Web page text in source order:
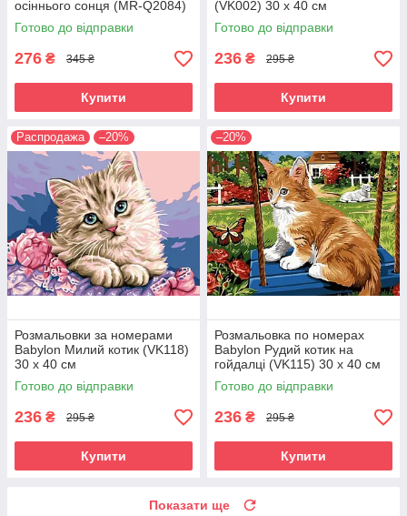
осіннього сонця (MR-Q2084)
40 х 50 см
Готово до відправки
276 ₴ 345 ₴
Купити
(VK002) 30 х 40 см
Готово до відправки
236 ₴ 295 ₴
Купити
Распродажа –20%
Розмальовки за номерами
Babylon Милий котик (VK118)
30 х 40 см
Готово до відправки
236 ₴ 295 ₴
Купити
–20%
Розмальовка по номерах
Babylon Рудий котик на
гойдалці (VK115) 30 х 40 см
Готово до відправки
236 ₴ 295 ₴
Купити
Показати ще